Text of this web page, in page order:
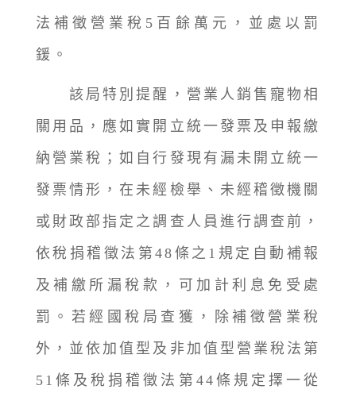
法補徵營業稅5百餘萬元，並處以罰
鍰。
該局特別提醒，營業人銷售寵物相
關用品，應如實開立統一發票及申報繳
納營業稅；如自行發現有漏未開立統一
發票情形，在未經檢舉、未經稽徵機關
或財政部指定之調查人員進行調查前，
依稅捐稽徵法第48條之1規定自動補報
及補繳所漏稅款，可加計利息免受處
罰。若經國稅局查獲，除補徵營業稅
外，並依加值型及非加值型營業稅法第
51條及稅捐稽徵法第44條規定擇一從